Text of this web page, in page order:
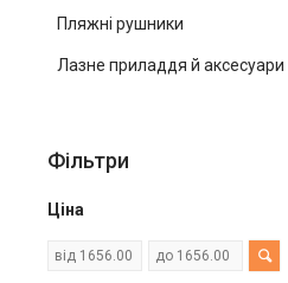
Пляжні рушники
Лазне приладдя й аксесуари
Фільтри
Ціна